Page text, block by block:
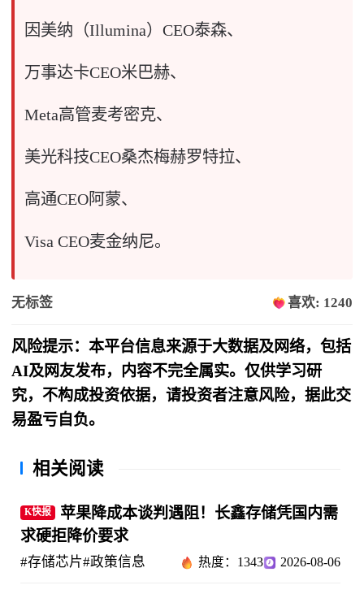
因美纳（Illumina）CEO泰森、
万事达卡CEO米巴赫、
Meta高管麦考密克、
美光科技CEO桑杰梅赫罗特拉、
高通CEO阿蒙、
Visa CEO麦金纳尼。
无标签 喜欢: 1240
风险提示：本平台信息来源于大数据及网络，包括
AI及网友发布，内容不完全属实。仅供学习研
究，不构成投资依据，请投资者注意风险，据此交
易盈亏自负。
相关阅读
K快报
苹果降成本谈判遇阻！长鑫存储凭国内需
求硬拒降价要求
#存储芯片#政策信息 热度：1343 2026-08-06